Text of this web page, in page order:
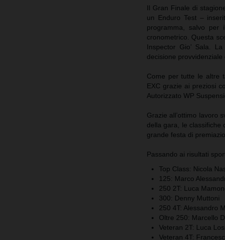
Il Gran Finale di
un Enduro Test –
programma, salvo per
cronometrico. Questa
Inspector Gio’ Sala.
decisione
Come per tutte le altre
EXC grazie ai preziosi
Autorizzato WP
Grazie all’ottimo lavoro
della gara, le classifiche
grande festa di
Passando ai risultati
Top Class: Nicola
125: Marco
250 2T: Luca
300: Denny Muttoni
250 4T: Alessandro
Oltre 250: Marcello
Veteran 2T: Luca
Veteran 4T: